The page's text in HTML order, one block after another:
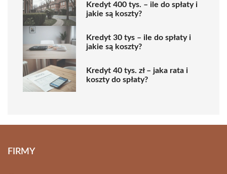
Kredyt 400 tys. – ile do spłaty i
jakie są koszty?
Kredyt 30 tys – ile do spłaty i
jakie są koszty?
Kredyt 40 tys. zł – jaka rata i
koszty do spłaty?
FIRMY